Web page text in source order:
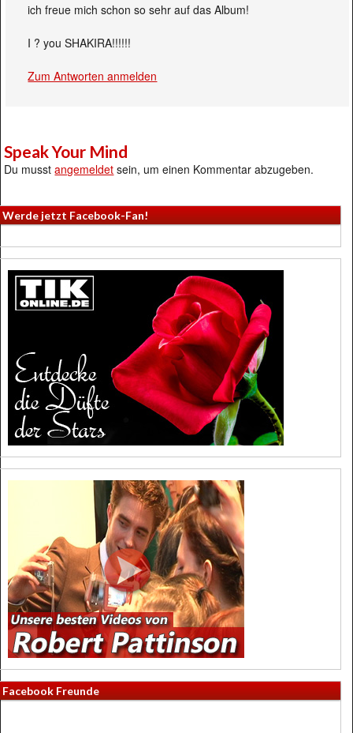
ich freue mich schon so sehr auf das Album!
I ? you SHAKIRA!!!!!!
Zum Antworten anmelden
Speak Your Mind
Du musstangemeldet sein, um einen Kommentar abzugeben.
Werde jetzt Facebook-Fan!
Facebook Freunde